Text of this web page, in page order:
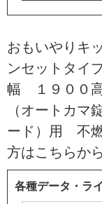
おもいやり
ンセットタ
幅 １９００
（オートカ
ード）用 不
方はこちらか
各種データ・ラ